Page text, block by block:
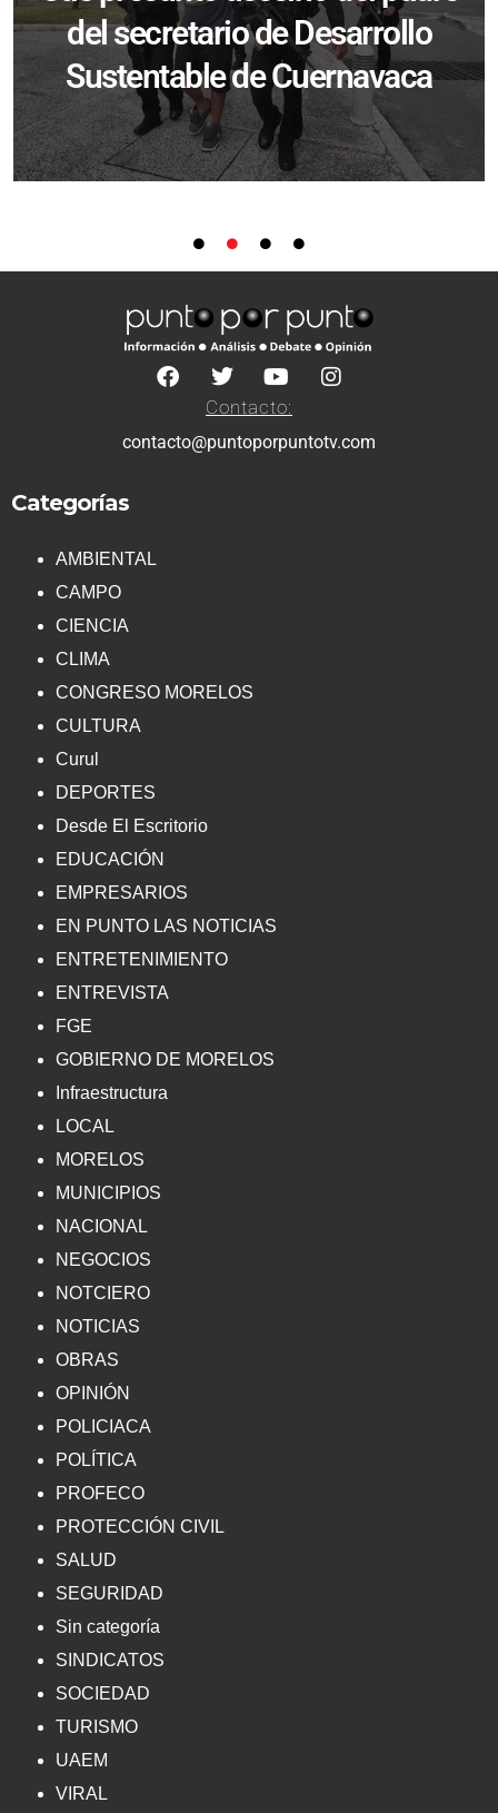
del secretario de Desarrollo
Sustentable de Cuernavaca
Contacto:
contacto@puntoporpuntotv.com
Categorías
AMBIENTAL
CAMPO
CIENCIA
CLIMA
CONGRESO MORELOS
CULTURA
Curul
DEPORTES
Desde El Escritorio
EDUCACIÓN
EMPRESARIOS
EN PUNTO LAS NOTICIAS
ENTRETENIMIENTO
ENTREVISTA
FGE
GOBIERNO DE MORELOS
Infraestructura
LOCAL
MORELOS
MUNICIPIOS
NACIONAL
NEGOCIOS
NOTCIERO
NOTICIAS
OBRAS
OPINIÓN
POLICIACA
POLÍTICA
PROFECO
PROTECCIÓN CIVIL
SALUD
SEGURIDAD
Sin categoría
SINDICATOS
SOCIEDAD
TURISMO
UAEM
VIRAL